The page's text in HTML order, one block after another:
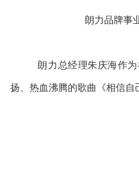
朗力品牌事
朗力总经理朱庆海作
扬、热血沸腾的歌曲《相信自